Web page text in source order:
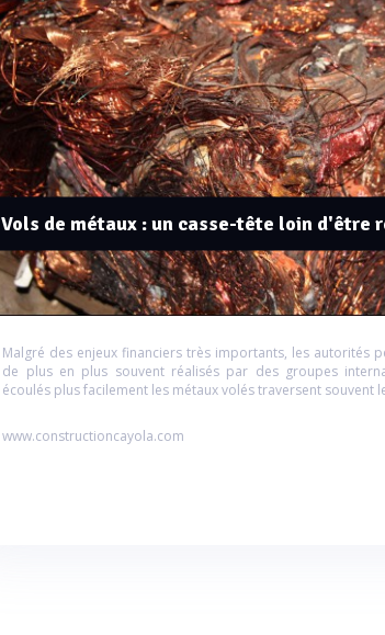
Vols de métaux : un casse-tête loin d'être
Malgré des enjeux financiers très importants, les autorités
de plus en plus souvent réalisés par des groupes
écoulés plus facilement les métaux volés traversent souvent
www.constructioncayola.com